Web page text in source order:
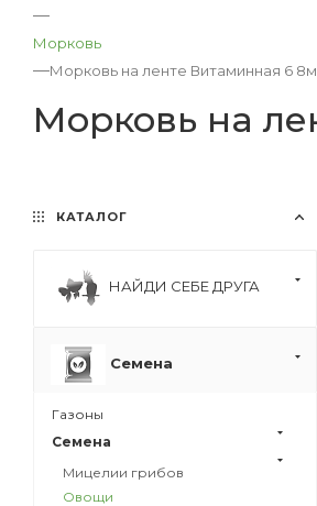
—
Морковь
—Морковь на ленте Витаминная 6
Морковь на
КАТАЛОГ
НАЙДИ СЕБЕ ДРУГА
Семена
Газоны
Семена
Мицелии грибов
Овощи